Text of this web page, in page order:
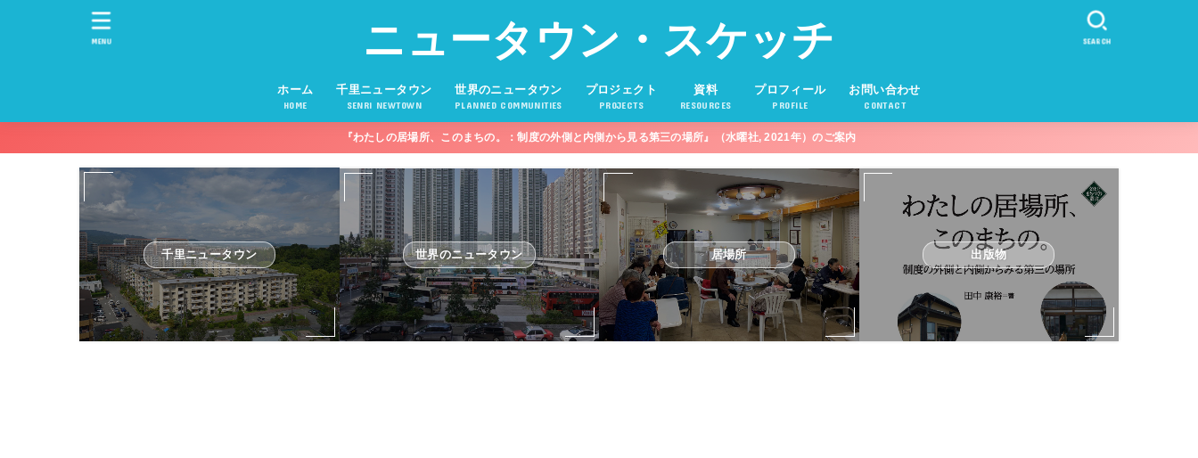
ニュータウン・スケッチ
ホーム
HOME
千里ニュータウン
SENRI NEWTOWN
世界のニュータウン
PLANNED COMMUNITIES
プロジェクト
PROJECTS
資料
RESOURCES
プロフィール
PROFILE
お問い合わせ
CONTACT
SEARCH
MENU
『わたしの居場所、このまちの。：制度の外側と内側から見る第三の場所』（水曜社, 2021年）のご案内
千里ニュータウン 世界のニュータウン 居場所 出版物